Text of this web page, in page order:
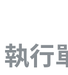
執行